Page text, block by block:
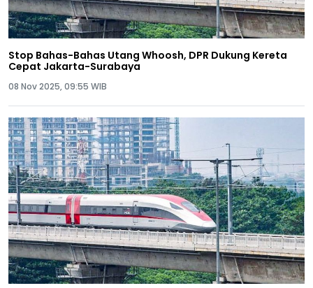
Stop Bahas-Bahas Utang Whoosh, DPR Dukung Kereta
Cepat Jakarta-Surabaya
08 Nov 2025, 09:55 WIB